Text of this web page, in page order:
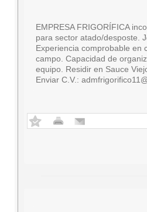
EMPRESA FRIGORÍFICA
para sector atado/desposte.
Experiencia comprobable en
campo. Capacidad de
equipo. Residir en Sauce
Enviar C.V.: